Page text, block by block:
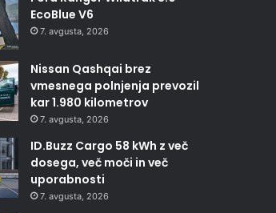
EcoBlue V6
7. avgusta, 2026
Nissan Qashqai brez
vmesnega polnjenja prevozil
kar 1.980 kilometrov
7. avgusta, 2026
ID.Buzz Cargo 58 kWh z več
dosega, več moči in več
uporabnosti
7. avgusta, 2026